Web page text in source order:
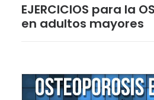
EJERCICIOS para la
en adultos mayores